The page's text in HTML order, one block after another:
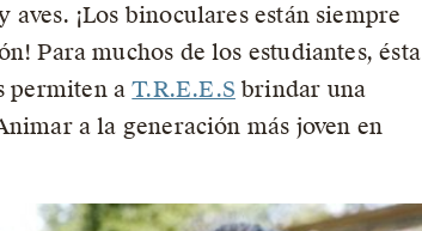
¡Los binoculares están siempre
Para muchos de los estudiantes, ésta
permiten aT.R.E.E.S brindar una
a la generación más joven en